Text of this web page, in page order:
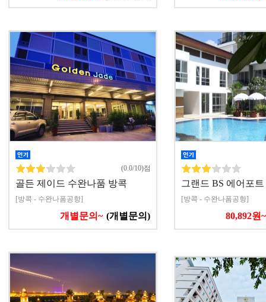
(0.0/10)점
골든 제이드 수완나품 방콕
[방콕 - 수완나폼공항]
개별문의~ (개별문의)
그랜드 BS 에어포
[방콕 - 수완나폼공항]
80,892원~